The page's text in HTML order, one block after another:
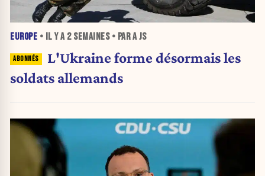
EUROPE • IL Y A 2 SEMAINES• PAR A JS
L'Ukraine forme désormais les
soldats allemands